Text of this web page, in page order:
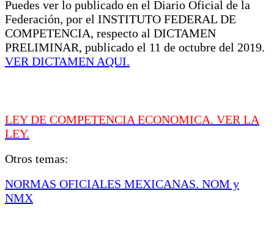
Puedes ver lo publicado en el Diario Oficial de la
Federación, por el INSTITUTO FEDERAL DE
COMPETENCIA, respecto al DICTAMEN
PRELIMINAR, publicado el 11 de octubre del 2019.
VER DICTAMEN AQUI.
LEY DE COMPETENCIA ECONOMICA. VER LA
LEY.
Otros temas:
NORMAS OFICIALES MEXICANAS. NOM y
NMX